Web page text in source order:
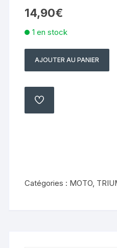
14,90€
1 en stock
quantité
corps
maitre
daytona
AJOUTER AU PANIER
AJOUTER
Catégories : MOTO